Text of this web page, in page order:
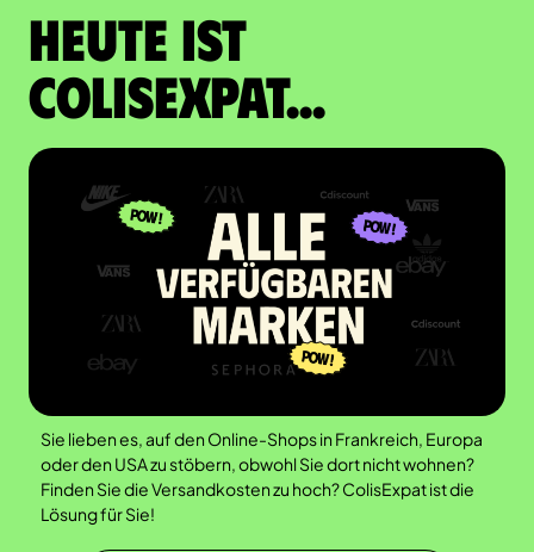
Heute ist
Colisexpat...
Sie lieben es, auf den Online-Shops in Frankreich, Europa
oder den USA zu stöbern, obwohl Sie dort nicht wohnen?
Finden Sie die Versandkosten zu hoch? ColisExpat ist die
Lösung für Sie!